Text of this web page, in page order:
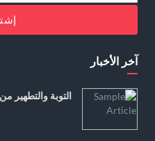
آخر الأخبار
التوبة والتطهير